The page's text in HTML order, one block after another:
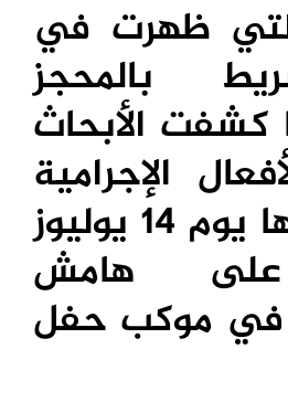
ظهرت في
بالمحجز
كشفت الأبحاث
الإجرامية
جرى ارتكابها يوم 14 يوليوز
على هامش
في موكب حفل